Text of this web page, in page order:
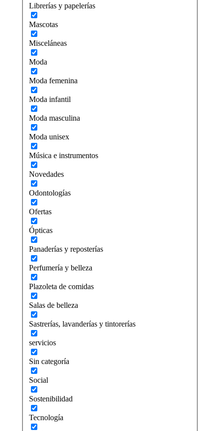
Librerías y papelerías
Mascotas
Misceláneas
Moda
Moda femenina
Moda infantil
Moda masculina
Moda unisex
Música e instrumentos
Novedades
Odontologías
Ofertas
Ópticas
Panaderías y reposterías
Perfumería y belleza
Plazoleta de comidas
Salas de belleza
Sastrerías, lavanderías y tintorerías
servicios
Sin categoría
Social
Sostenibilidad
Tecnología